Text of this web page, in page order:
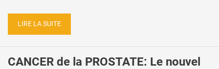
LIRE LA SUITE
CANCER de la PROSTATE: Le nouvel